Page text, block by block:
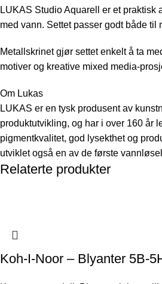
LUKAS Studio Aquarell er et praktisk
med vann. Settet passer godt både
Metallskrinet gjør settet enkelt å ta
motiver og kreative mixed media-
Om Lukas
LUKAS er en tysk produsent av
produktutvikling, og har i over 160 år
pigmentkvalitet, god lysekthet og
utviklet også en av de første
Relaterte produkter
Koh-I-Noor – Blyanter 5B-